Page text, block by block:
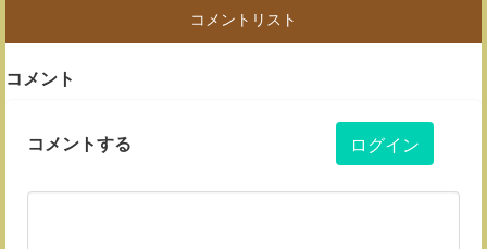
コメントリスト
コメント
コメントする ログイン